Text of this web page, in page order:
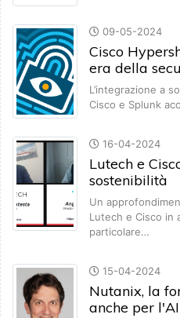
09-05-2024
Cisco
era della
L’integrazione a
Cisco e Splunk
16-04-2024
Lutech e
sostenibilità
Un
Lutech e Cisco in
particolare…
15-04-2024
Nutanix, la
anche per l'AI